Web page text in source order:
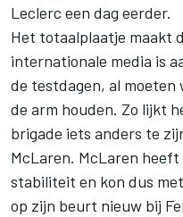
Leclerc een dag eerder.
Het totaalplaatje maakt
internationale media is
de testdagen, al moeten
de arm houden. Zo lijkt
brigade iets anders te
McLaren. McLaren
stabiliteit en kon dus
op zijn beurt nieuw bij